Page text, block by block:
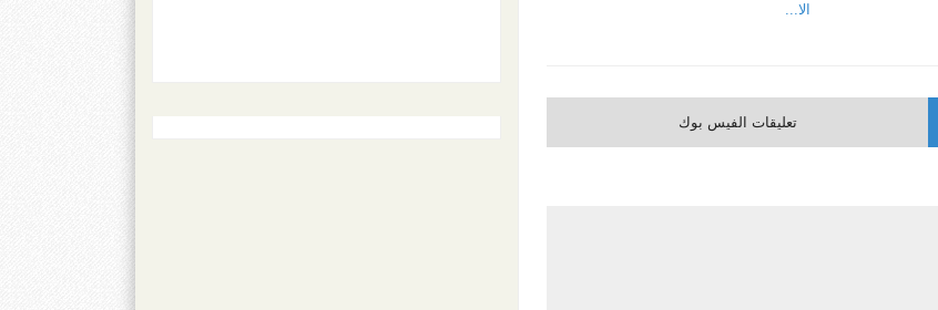
الا...
تعليقات الفيس بوك